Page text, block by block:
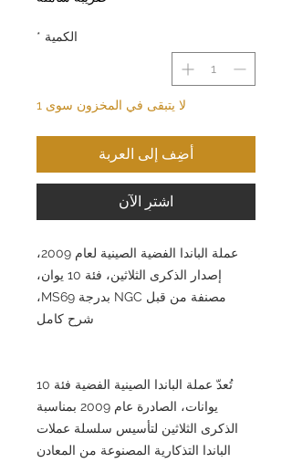
الكمية *
لا يتبقى في المخزون سوى 1
أضِف إلى العربة
اشترِ الآن
عملة الباندا الفضية الصينية لعام 2009،
إصدار الذكرى الثلاثين، فئة 10 يوان،
مصنفة من قبل NGC بدرجة MS69،
شرح كامل
تُعدّ عملة الباندا الصينية الفضية فئة 10
يوانات، الصادرة عام 2009 بمناسبة
الذكرى الثلاثين لتأسيس سلسلة عملات
الباندا التذكارية المصنوعة من المعادن